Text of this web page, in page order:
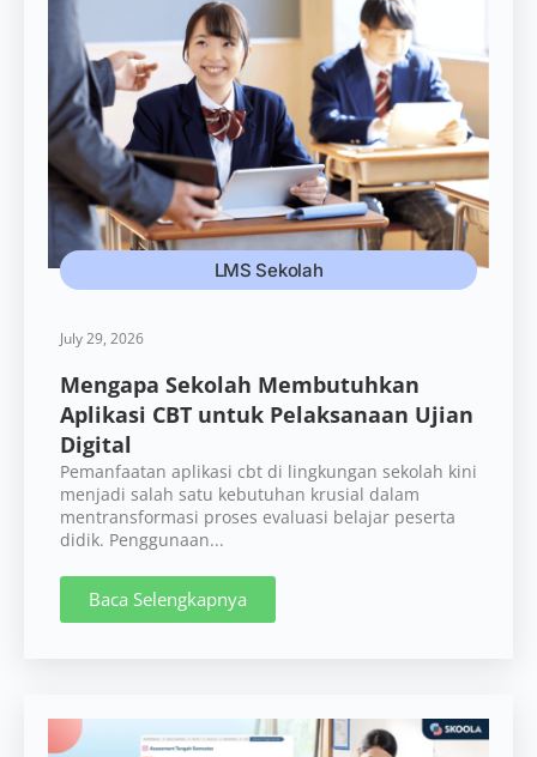
LMS Sekolah
July 29, 2026
Mengapa Sekolah Membutuhkan
Aplikasi CBT untuk Pelaksanaan Ujian
Digital
Pemanfaatan aplikasi cbt di lingkungan sekolah kini
menjadi salah satu kebutuhan krusial dalam
mentransformasi proses evaluasi belajar peserta
didik. Penggunaan...
Baca Selengkapnya